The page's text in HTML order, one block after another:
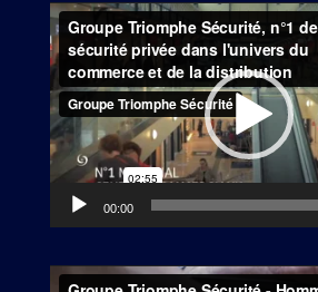
Lecteur
vidéo
00:00
Lecteur